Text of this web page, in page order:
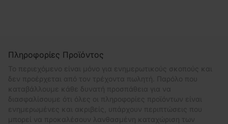
Πληροφορίες Προϊόντος
Το περιεχόμενο είναι μόνο για ενημερωτικούς σκοπούς και
δεν προέρχεται από τον τρέχοντα πωλητή. Παρόλο που
καταβάλλουμε κάθε δυνατή προσπάθεια για να
διασφαλίσουμε ότι όλες οι πληροφορίες προϊόντων είναι
ενημερωμένες και ακριβείς, υπάρχουν περιπτώσεις που
μπορεί να προκαλέσουν λανθασμένη καταχώριση των